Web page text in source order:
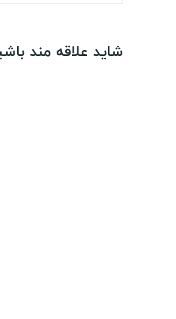
شاید علاقه مند